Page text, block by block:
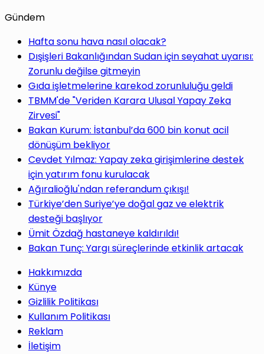
Gündem
Hafta sonu hava nasıl olacak?
Dışişleri Bakanlığından Sudan için seyahat uyarısı:
Zorunlu değilse gitmeyin
Gıda işletmelerine karekod zorunluluğu geldi
TBMM'de "Veriden Karara Ulusal Yapay Zeka
Zirvesi"
Bakan Kurum: İstanbul’da 600 bin konut acil
dönüşüm bekliyor
Cevdet Yılmaz: Yapay zeka girişimlerine destek
için yatırım fonu kurulacak
Ağıralioğlu'ndan referandum çıkışı!
Türkiye’den Suriye’ye doğal gaz ve elektrik
desteği başlıyor
Ümit Özdağ hastaneye kaldırıldı!
Bakan Tunç: Yargı süreçlerinde etkinlik artacak
Hakkımızda
Künye
Gizlilik Politikası
Kullanım Politikası
Reklam
İletişim